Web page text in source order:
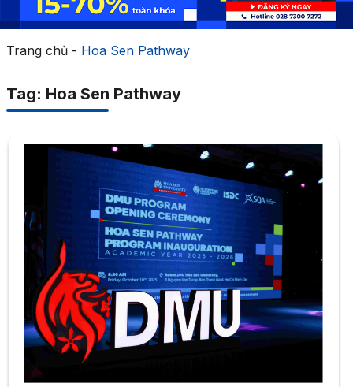
Trang chủ- Hoa Sen Pathway
Tag: Hoa Sen Pathway